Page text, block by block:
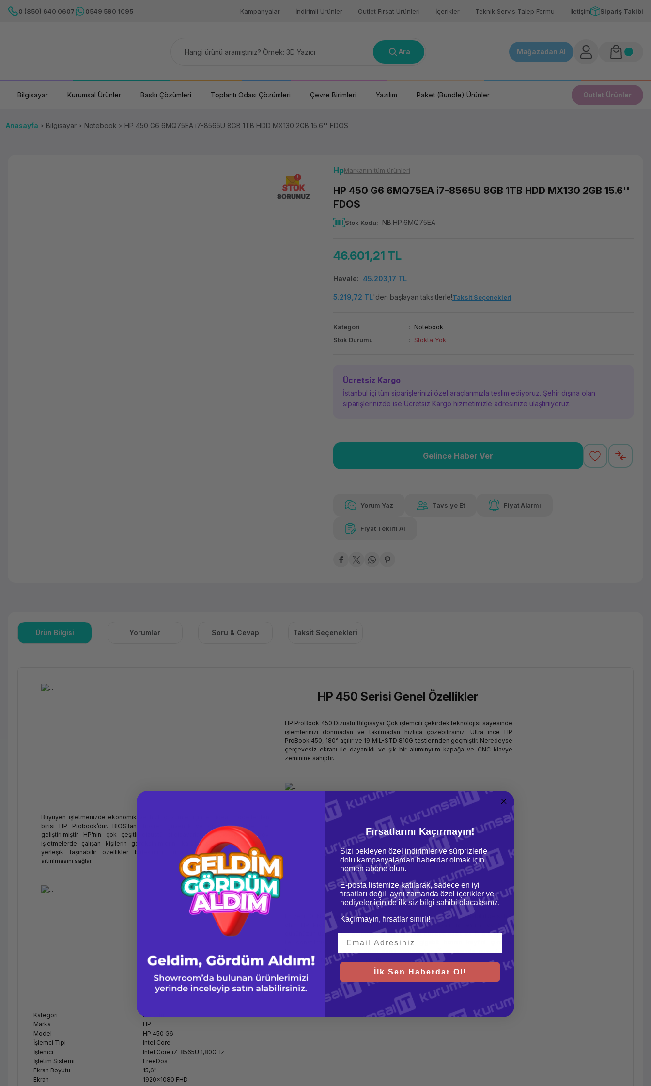
0 (850) 640 0607 0549 590 1095 Kampanyalar İndirimli Ürünler Outlet Fırsat Ürünleri İçerikler Teknik Servis Talep Formu İletişim Sipariş Takibi
Ara Mağazadan Al
Bilgisayar Kurumsal Ürünler Baskı Çözümleri Toplantı Odası Çözümleri Çevre Birimleri Yazılım Paket (Bundle) Ürünler Outlet Ürünler
Anasayfa Bilgisayar Notebook HP 450 G6 6MQ75EA i7-8565U 8GB 1TB HDD MX130 2GB 15.6'' FDOS
STOK
SORUNUZ
HpMarkanın tüm ürünleri
HP 450 G6 6MQ75EA i7-8565U 8GB 1TB HDD MX130 2GB 15.6''
FDOS
Stok Kodu NB.HP.6MQ75EA
46.601,21 TL
Havale 45.203,17 TL
5.219,72 TL'den başlayan taksitlerle!Taksit Seçenekleri
Kategori
Notebook
Stok Durumu
Stokta Yok
Ücretsiz Kargo
İstanbul içi tüm siparişlerinizi özel araçlarımızla teslim ediyoruz. Şehir dışına olan
siparişlerinizde ise Ücretsiz Kargo hizmetimizle adresinize ulaştırııyoruz.
Güvenilir Alışveriş
Gelince Haber Ver
Yorum Yaz Tavsiye Et Fiyat Alarmı
Fiyat Teklifi Al
Ürün Bilgisi Yorumlar Soru & Cevap Taksit Seçenekleri
HP 450 Serisi Genel Özellikler
HP ProBook 450 Dizüstü Bilgisayar Çok işlemcili çekirdek teknolojisi sayesinde
işlemlerinizi donmadan ve takılmadan hızlıca çözebilirsiniz. Ultra ince HP
ProBook 450, 180° açılır ve 19 MIL-STD 810G testlerinden geçmiştir. Neredeyse
çerçevesiz ekranı ile dayanıklı ve şık bir alüminyum kapağa ve CNC klavye
zeminine sahiptir.
Büyüyen işletmenizde ekonomik ve hızlı çözümler için en ideal modellerden
birisi HP Probook’dur. BIOS'tan itibaren güvenlik ve gizlilik özellikleri ile
geliştirilmiştir. HP'nin çok çeşitli dizüstü bilgisayarları, küçük ve orta boy
işletmelerde çalışan kişilerin gereksinimlerini karşılamak üzere mükemmel
yerleşik taşınabilir özellikler birleşimini sunarak, verimlilik ve etkinliğin
artırılmasını sağlar.
En yeni 10. Nesil Intel® işlemciye, uzun pil ömrüne ve hızlı bağlanabilirliğe sahip
olan HP ProBook 450 çoklu görev dizüstü bilgisayarı, iş teslimi odaklı iş
gününüzün üstesinden gelmenizde size yardım etmeye hazır. Wi-Fi 6 teknoloji
ile donatılmış HP Probook 450 serisi ile gigabit hızının keyfini çıkartın.
Bilgisayarınızın kamerasını örten dahili kamera kapağı sayesinde güvenliğiniz
için endişelenmenize gerek yoktur.
Kategori
Dizüstü
Marka
HP
Model
HP 450 G6
İşlemci Tipi
Intel Core
İşlemci
Intel Core i7-8565U 1,80GHz
İşletim Sistemi
FreeDos
Ekran Boyutu
15,6''
Ekran
1920x1080 FHD
Fırsatlarını Kaçırmayın!
Sizi bekleyen özel indirimler ve sürprizlerle
dolu kampanyalardan haberdar olmak için
hemen abone olun.
E-posta listemize katılarak, sadece en iyi
fırsatları değil, aynı zamanda özel içerikler ve
hediyeler için de ilk siz bilgi sahibi olacaksınız.
Kaçırmayın, fırsatlar sınırlı!
İlk Sen Haberdar Ol!